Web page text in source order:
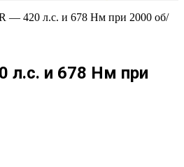
— 420 л.с. и 678 Нм при 2000 об/
л.с. и 678 Нм при